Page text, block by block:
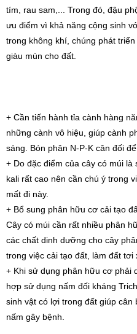
tím, rau sam,... Trong đó, đậu
ưu điểm vì khả năng cộng sinh
trong không khí, chúng phát
giàu mùn cho đất.
+ Cần tiến hành tỉa cành hàng
những cành vô hiệu, giúp cành
sáng. Bón phân N-P-K cân đối
+ Do đặc điểm của cây có múi
kali rất cao nên cần chú ý trong
mất đi này.
+ Bổ sung phân hữu cơ cải tạo
Cây có múi cần rất nhiều phân
các chất dinh dưỡng cho cây
trong việc cải tạo đất, làm đất tơi
+ Khi sử dụng phân hữu cơ phải
hợp sử dụng nấm đối kháng
sinh vật có lợi trong đất giúp cân
nấm gây bệnh.